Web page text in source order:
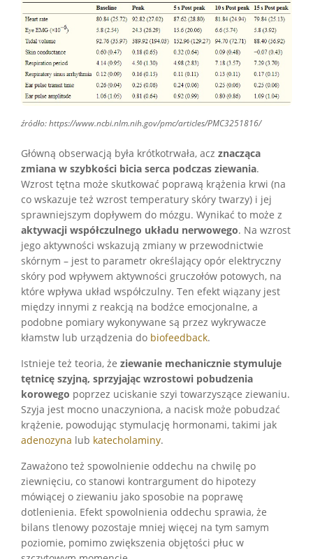
źródło: https://www.ncbi.nlm.nih.gov/pmc/articles/PMC3251816/
Główną obserwacją była krótkotrwała, acz znacząca
zmiana w szybkości bicia serca podczas ziewania.
Wzrost tętna może skutkować poprawą krążenia krwi (na
co wskazuje też wzrost temperatury skóry twarzy) i jej
sprawniejszym dopływem do mózgu. Wynikać to może z
aktywacji współczulnego układu nerwowego. Na wzrost
jego aktywności wskazują zmiany w przewodnictwie
skórnym – jest to parametr określający opór elektryczny
skóry pod wpływem aktywności gruczołów potowych, na
które wpływa układ współczulny. Ten efekt wiązany jest
między innymi z reakcją na bodźce emocjonalne, a
podobne pomiary wykonywane są przez wykrywacze
kłamstw lub urządzenia do biofeedback.
Istnieje też teoria, że ziewanie mechanicznie stymuluje
tętnicę szyjną, sprzyjając wzrostowi pobudzenia
korowego poprzez uciskanie szyi towarzyszące ziewaniu.
Szyja jest mocno unaczyniona, a nacisk może pobudzać
krążenie, powodując stymulację hormonami, takimi jak
adenozyna lub katecholaminy.
Zaważono też spowolnienie oddechu na chwilę po
ziewnięciu, co stanowi kontrargument do hipotezy
mówiącej o ziewaniu jako sposobie na poprawę
dotlenienia. Efekt spowolnienia oddechu sprawia, że
bilans tlenowy pozostaje mniej więcej na tym samym
poziomie, pomimo zwiększenia objętości płuc w